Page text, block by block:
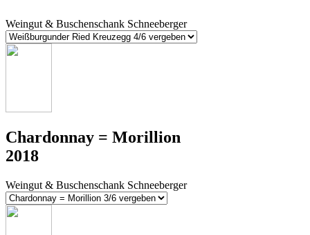
Weingut & Buschenschank Schneeberger
Chardonnay = Morillion
2018
Weingut & Buschenschank Schneeberger